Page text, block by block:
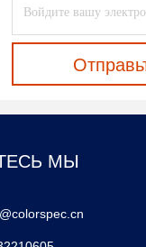
Анализатор
Измерение
МЫ